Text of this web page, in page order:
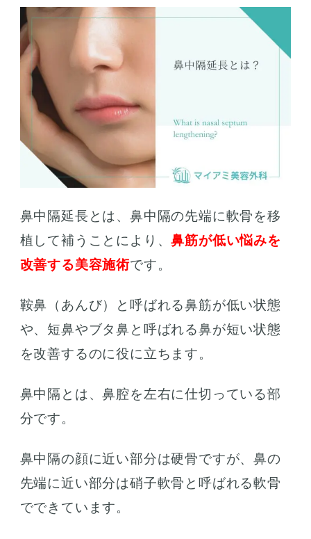
鼻中隔延長とは、鼻中隔の先端に軟骨を移
植して補うことにより、鼻筋が低い悩みを
改善する美容施術です。
鞍鼻（あんび）と呼ばれる鼻筋が低い状態
や、短鼻やブタ鼻と呼ばれる鼻が短い状態
を改善するのに役に立ちます。
鼻中隔とは、鼻腔を左右に仕切っている部
分です。
鼻中隔の顔に近い部分は硬骨ですが、鼻の
先端に近い部分は硝子軟骨と呼ばれる軟骨
でできています。